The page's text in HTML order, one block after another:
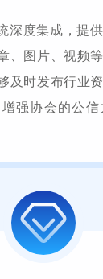
深度集成，提
、图片、视频
及时发布行业
强协会的公